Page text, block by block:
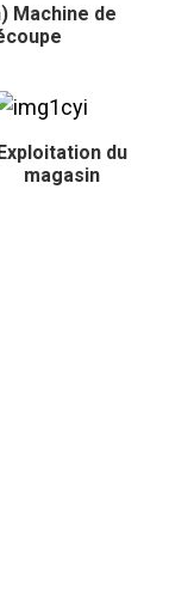
Machine de
Exploitation du
magasin